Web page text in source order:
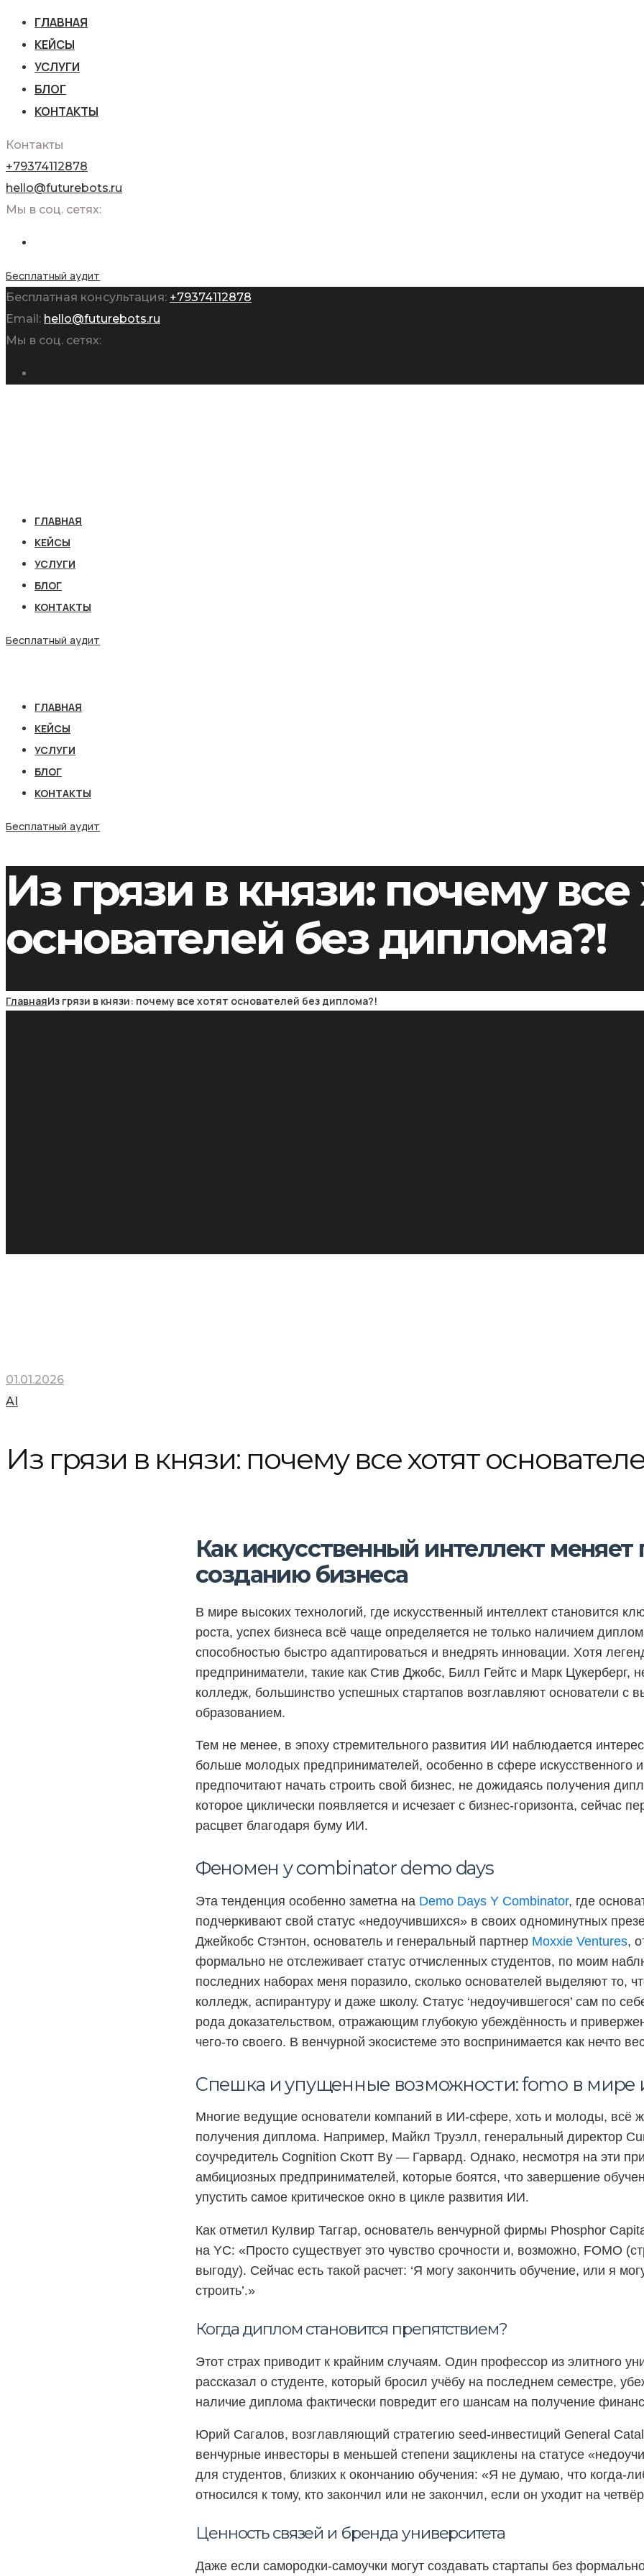
ГЛАВНАЯ
КЕЙСЫ
УСЛУГИ
БЛОГ
КОНТАКТЫ
Контакты
+79374112878
hello@futurebots.ru
Мы в соц. сетях:
Бесплатный аудит
Бесплатная консультация: +79374112878
Email: hello@futurebots.ru
Мы в соц. сетях:
ГЛАВНАЯ
КЕЙСЫ
УСЛУГИ
БЛОГ
КОНТАКТЫ
Бесплатный аудит
ГЛАВНАЯ
КЕЙСЫ
УСЛУГИ
БЛОГ
КОНТАКТЫ
Бесплатный аудит
Из грязи в князи: почему все
основателей без диплома?!
ГлавнаяИз грязи в князи: почему все хотят основателей без диплома?!
01.01.2026
AI
Из грязи в князи: почему все хотят
Как искусственный интеллект меняет
созданию бизнеса
В мире высоких технологий, где искусственный интеллект становится
роста, успех бизнеса всё чаще определяется не только наличием
способностью быстро адаптироваться и внедрять инновации. Хотя
предприниматели, такие как Стив Джобс, Билл Гейтс и Марк Цукерберг,
колледж, большинство успешных стартапов возглавляют основатели с
образованием.
Тем не менее, в эпоху стремительного развития ИИ наблюдается
больше молодых предпринимателей, особенно в сфере искусственного
предпочитают начать строить свой бизнес, не дожидаясь получения
которое циклически появляется и исчезает с бизнес-горизонта, сейчас
расцвет благодаря буму ИИ.
Феномен y combinator demo days
Эта тенденция особенно заметна на Demo Days Y Combinator, где
подчеркивают свой статус «недоучившихся» в своих одноминутных
Джейкобс Стэнтон, основатель и генеральный партнер Moxxie Ventures,
формально не отслеживает статус отчисленных студентов, по моим
последних наборах меня поразило, сколько основателей выделяют то,
колледж, аспирантуру и даже школу. Статус ‘недоучившегося’ сам по
рода доказательством, отражающим глубокую убеждённость и
чего-то своего. В венчурной экосистеме это воспринимается как нечто
Спешка и упущенные возможности: fomo в мире
Многие ведущие основатели компаний в ИИ-сфере, хоть и молоды, всё
получения диплома. Например, Майкл Труэлл, генеральный директор
соучредитель Cognition Скотт Ву — Гарвард. Однако, несмотря на эти
амбициозных предпринимателей, которые боятся, что завершение
упустить самое критическое окно в цикле развития ИИ.
Как отметил Кулвир Таггар, основатель венчурной фирмы Phosphor
на YC: «Просто существует это чувство срочности и, возможно, FOMO
выгоду). Сейчас есть такой расчет: ‘Я могу закончить обучение, или я
строить’.»
Когда диплом становится препятствием?
Этот страх приводит к крайним случаям. Один профессор из элитного
рассказал о студенте, который бросил учёбу на последнем семестре,
наличие диплома фактически повредит его шансам на получение
Юрий Сагалов, возглавляющий стратегию seed-инвестиций General
венчурные инвесторы в меньшей степени зациклены на статусе
для студентов, близких к окончанию обучения: «Я не думаю, что когда-
относился к тому, кто закончил или не закончил, если он уходит на
Ценность связей и бренда университета
Даже если самородки-самоучки могут создавать стартапы без